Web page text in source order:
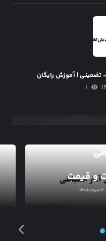
تضمینی | آموزش رایگان
۱
و قیمت
۱۷ مرداد ۱۴۰۵